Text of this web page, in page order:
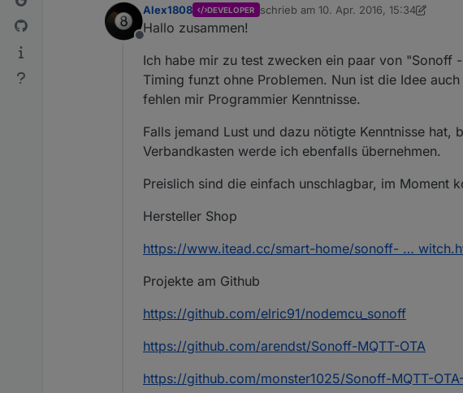
Offline
Alex1808 DEVELOPER schrieb am 10. Apr. 2016, 15:34
zuletzt editiert von Dutchman2. Okt.
Hallo zusammen!
Ich habe mir zu test zwecken ein paar von "Sonoff
Timing funzt ohne Problemen. Nun ist die Idee
fehlen mir Programmier Kenntnisse.
Falls jemand Lust und dazu nötigte Kenntnisse
Verbandkasten werde ich ebenfalls übernehmen.
Preislich sind die einfach unschlagbar, im Moment
Hersteller Shop
https://www.itead.cc/smart-home/sonoff- …
Projekte am Github
https://github.com/elric91/nodemcu_sonoff
https://github.com/arendst/Sonoff-MQTT-OTA
https://github.com/monster1025/Sonoff-MQTT-